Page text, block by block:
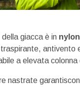
della giacca è in nylon
antivento
a elevata colonna
nastrate